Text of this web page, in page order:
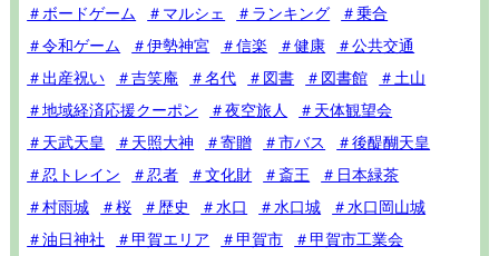
＃ボードゲーム
＃マルシェ ＃ランキング
＃乗合
＃令和ゲーム
＃伊勢神宮 ＃信楽 ＃健康
＃公共交通
＃出産祝い
＃吉笑庵 ＃名代 ＃図書 ＃図書館
＃土山
＃地域経済応援クーポン
＃夜空旅人
＃天体観望会
＃天武天皇
＃天照大神 ＃寄贈 ＃市バス
＃後醍醐天皇
＃忍トレイン
＃忍者 ＃文化財 ＃斎王
＃日本緑茶
＃村雨城
＃桜 ＃歴史 ＃水口 ＃水口城
＃水口岡山城
＃油日神社
＃甲賀エリア ＃甲賀市
＃甲賀市工業会